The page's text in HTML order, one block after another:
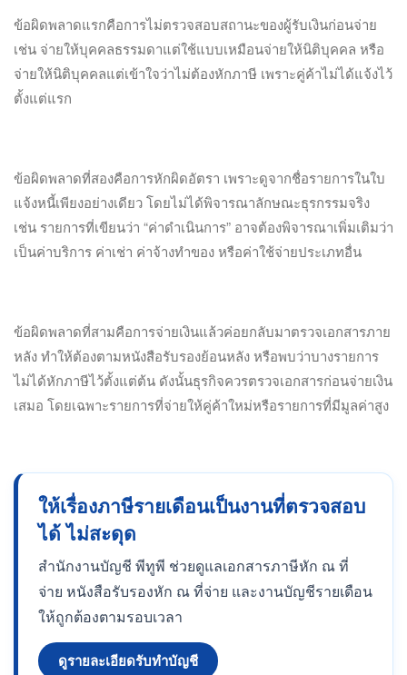
ข้อผิดพลาดแรกคือการไม่ตรวจสอบสถานะของผู้รับเงินก่อนจ่าย
เช่น จ่ายให้บุคคลธรรมดาแต่ใช้แบบเหมือนจ่ายให้นิติบุคคล หรือ
จ่ายให้นิติบุคคลแต่เข้าใจว่าไม่ต้องหักภาษี เพราะคู่ค้าไม่ได้แจ้งไว้
ตั้งแต่แรก
ข้อผิดพลาดที่สองคือการหักผิดอัตรา เพราะดูจากชื่อรายการในใบ
แจ้งหนี้เพียงอย่างเดียว โดยไม่ได้พิจารณาลักษณะธุรกรรมจริง
เช่น รายการที่เขียนว่า “ค่าดำเนินการ” อาจต้องพิจารณาเพิ่มเติมว่า
เป็นค่าบริการ ค่าเช่า ค่าจ้างทำของ หรือค่าใช้จ่ายประเภทอื่น
ข้อผิดพลาดที่สามคือการจ่ายเงินแล้วค่อยกลับมาตรวจเอกสารภาย
หลัง ทำให้ต้องตามหนังสือรับรองย้อนหลัง หรือพบว่าบางรายการ
ไม่ได้หักภาษีไว้ตั้งแต่ต้น ดังนั้นธุรกิจควรตรวจเอกสารก่อนจ่ายเงิน
เสมอ โดยเฉพาะรายการที่จ่ายให้คู่ค้าใหม่หรือรายการที่มีมูลค่าสูง
ให้เรื่องภาษีรายเดือนเป็นงานที่ตรวจสอบ
ได้ ไม่สะดุด
สำนักงานบัญชี พีทูพี ช่วยดูแลเอกสารภาษีหัก ณ ที่
จ่าย หนังสือรับรองหัก ณ ที่จ่าย และงานบัญชีรายเดือน
ให้ถูกต้องตามรอบเวลา
ดูรายละเอียดรับทำบัญชี